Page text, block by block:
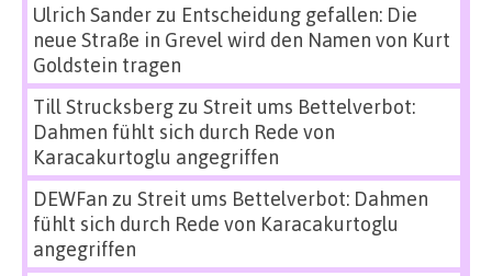
Ulrich Sanderzu Entscheidung gefallen: Die
neue Straße in Grevel wird den Namen von Kurt
Goldstein tragen
Till Strucksbergzu Streit ums Bettelverbot:
Dahmen fühlt sich durch Rede von
Karacakurtoglu angegriffen
DEWFan zu Streit ums Bettelverbot: Dahmen
fühlt sich durch Rede von Karacakurtoglu
angegriffen